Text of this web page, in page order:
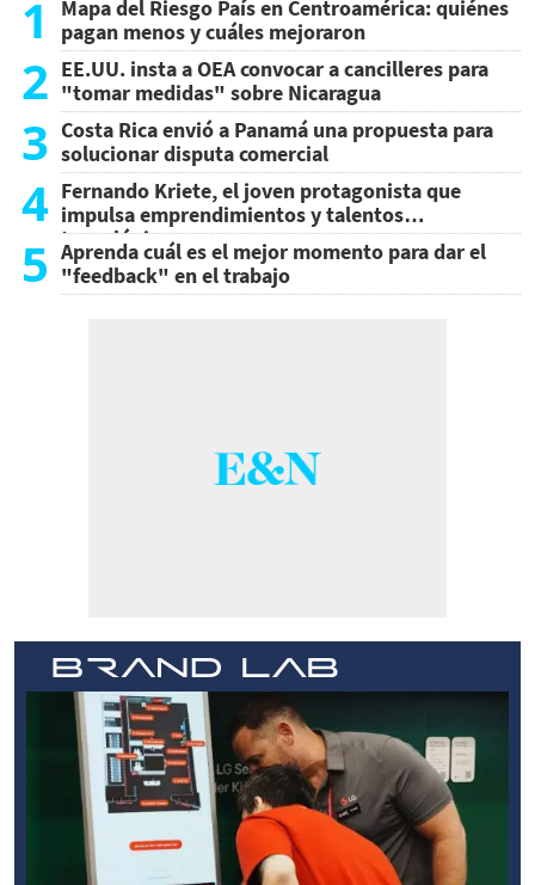
1
Mapa del Riesgo País en Centroamérica: quiénes
pagan menos y cuáles mejoraron
2 EE.UU. insta a OEA convocar a cancilleres para
"tomar medidas" sobre Nicaragua
3 Costa Rica envió a Panamá una propuesta para
solucionar disputa comercial
4 Fernando Kriete, el joven protagonista que
impulsa emprendimientos y talentos
tecnológicos
5 Aprenda cuál es el mejor momento para dar el
"feedback" en el trabajo